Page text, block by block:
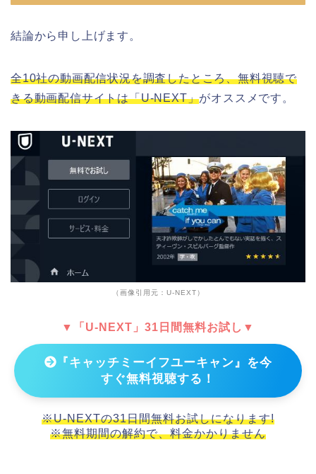
結論から申し上げます。
全10社の動画配信状況を調査したところ、無料視聴で
きる動画配信サイトは「U-NEXT」がオススメです。
（画像引用元：U-NEXT）
▼「U-NEXT」31日間無料お試し▼
『キャッチミーイフユーキャン』を今
すぐ無料視聴する！
※U-NEXTの31日間無料お試しになります!
※無料期間の解約で、料金かかりません